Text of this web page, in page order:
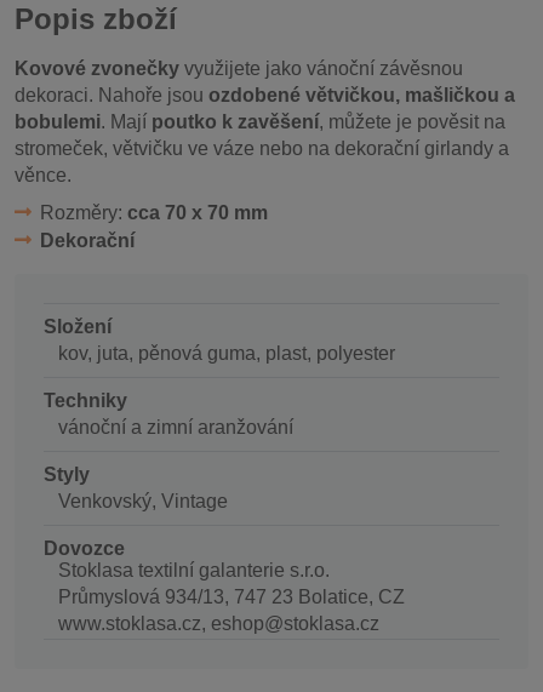
Popis zboží
Kovové zvonečky využijete jako vánoční závěsnou
dekoraci. Nahoře jsou ozdobené větvičkou, mašličkou a
bobulemi. Mají poutko k zavěšení, můžete je pověsit na
stromeček, větvičku ve váze nebo na dekorační girlandy a
věnce.
Rozměry: cca 70 x 70 mm
Dekorační
Složení
kov, juta, pěnová guma, plast, polyester
Techniky
vánoční a zimní aranžování
Styly
Venkovský, Vintage
Dovozce
Stoklasa textilní galanterie s.r.o.
Průmyslová 934/13, 747 23 Bolatice, CZ
www.stoklasa.cz, eshop@stoklasa.cz